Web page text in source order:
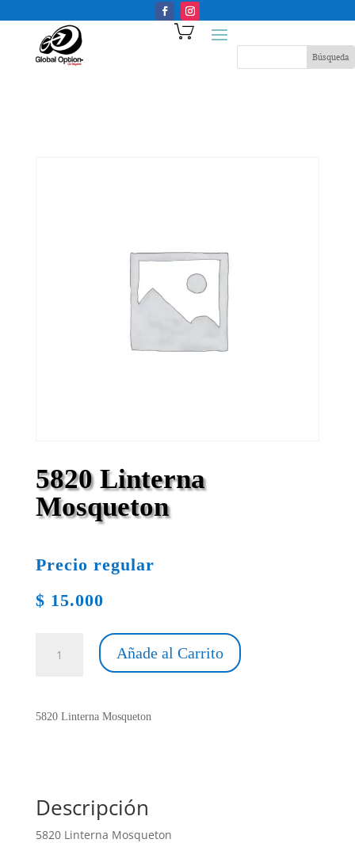
5820 Linterna
Mosqueton
Precio regular
$ 15.000
Linterna
Añade al Carrito
5820 Linterna Mosqueton
Descripción
5820 Linterna Mosqueton